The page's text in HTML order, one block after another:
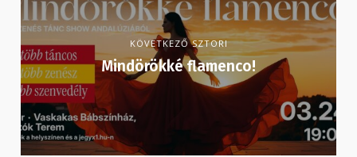
KÖVETKEZŐ SZTORI
Mindörökké flamenco!